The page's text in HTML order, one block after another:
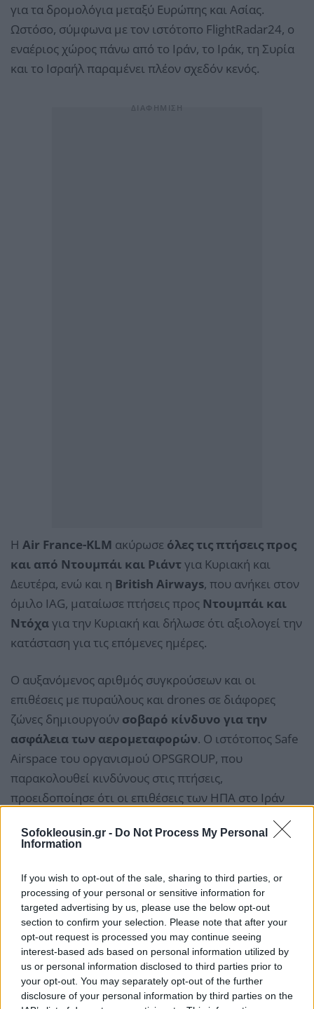
Sofokleousin.gr - Do Not Process My Personal
Information
If you wish to opt-out of the sale, sharing to third parties, or
processing of your personal or sensitive information for
targeted advertising by us, please use the below opt-out
section to confirm your selection. Please note that after your
opt-out request is processed you may continue seeing
interest-based ads based on personal information utilized by
us or personal information disclosed to third parties prior to
your opt-out. You may separately opt-out of the further
disclosure of your personal information by third parties on the
για τα δρομολόγια μεταξύ Ευρώπης και Ασίας.
Ωστόσο, σύμφωνα με τον ιστότοπο FlightRadar24, ο
εναέριος χώρος πάνω από το Ιράν, το Ιράκ, τη Συρία
και το Ισραήλ παραμένει πλέον σχεδόν κενός.
Η Air France-KLM ακύρωσε όλες τις πτήσεις προς
και από Ντουμπάι και Ριάντγια Κυριακή και
Δευτέρα, ενώ και η British Airways, που ανήκει στον
όμιλο IAG, ματαίωσε πτήσεις προς Ντουμπάι και
Ντόχαγια την Κυριακή και δήλωσε ότι αξιολογεί την
κατάσταση για τις επόμενες ημέρες.
Ο αυξανόμενος αριθμός συγκρούσεων και οι
επιθέσεις με πυραύλους και drones σε διάφορες
ζώνες δημιουργούν σοβαρό κίνδυνο για την
ασφάλεια των αερομεταφορών. Ο ιστότοπος Safe
Airspace του οργανισμού OPSGROUP, που
παρακολουθεί κινδύνους στις πτήσεις,
προειδοποίησε ότι οι επιθέσεις των ΗΠΑ στο Ιράν
αυξάνουν δραματικά τον κίνδυνο για τα αμερικανικά
αεροσκάφη που επιχειρούν στην περιοχή.